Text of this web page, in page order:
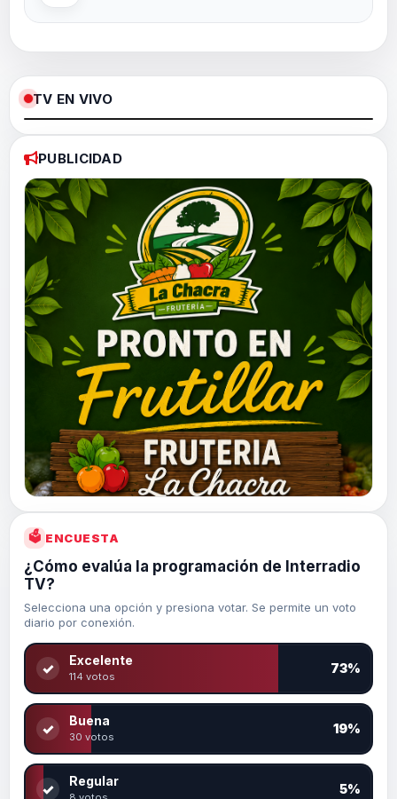
TV EN VIVO
0%
PUBLICIDAD
🗳 ENCUESTA
¿Cómo evalúa la programación de Interradio
TV?
Selecciona una opción y presiona votar. Se permite un voto
diario por conexión.
✓ Excelente
114 votos
73%
✓ Buena
30 votos
19%
✓ Regular
5%